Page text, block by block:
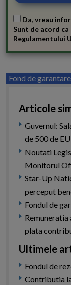
Da, vreau
Sunt de acord
Regulamentului
Fond de garantare
Articole
Guvernul:
de 500 de
Noutati
Monitorul
Star-Up
perceput
Fondul de
plata
Ultimele
Fondul de
Contributia